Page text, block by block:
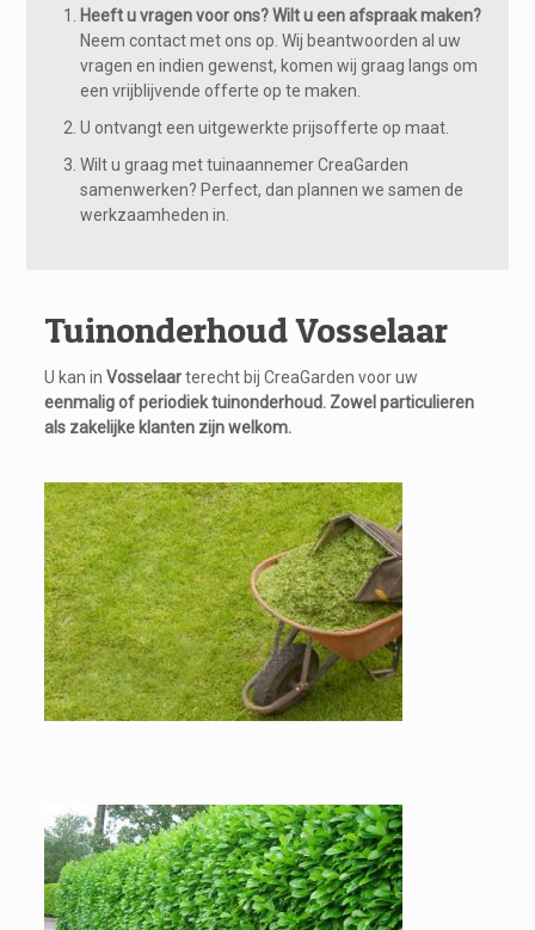
Heeft u vragen voor ons? Wilt u een afspraak maken?
Neem contact met ons op. Wij beantwoorden al uw
vragen en indien gewenst, komen wij graag langs om
een vrijblijvende offerte op te maken.
U ontvangt een uitgewerkte prijsofferte op maat.
Wilt u graag met tuinaannemer CreaGarden
samenwerken? Perfect, dan plannen we samen de
werkzaamheden in.
Tuinonderhoud Vosselaar
U kan in Vosselaarterecht bij CreaGarden voor uw
eenmalig of periodiek tuinonderhoud. Zowel particulieren
als zakelijke klanten zijn welkom.